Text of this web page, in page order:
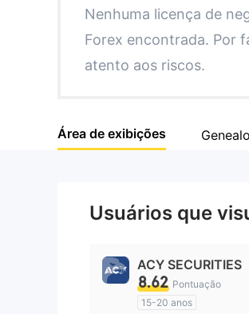
6
7
8
9
4
5
6
7
8
9
Nenhuma licença de
Forex encontrada. Por
atento aos riscos.
Área de exibições
Usuários que
ACY SECURITIES
8.62 Pontuação
15-20 anos